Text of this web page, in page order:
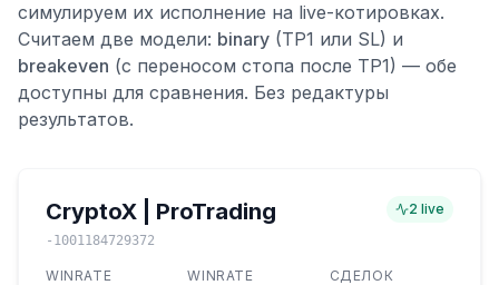
симулируем их исполнение на live-котировках.
Считаем две модели: binary (TP1 или SL) и
breakeven (с переносом стопа после TP1) — обе
доступны для сравнения. Без редактуры
результатов.
CryptoX | ProTrading
-1001184729372
2 live
WINRATE WINRATE СДЕЛОК